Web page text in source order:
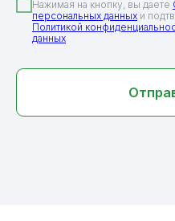
Нажимая на кнопку, вы даете
персональных данных и
Политикой
данных